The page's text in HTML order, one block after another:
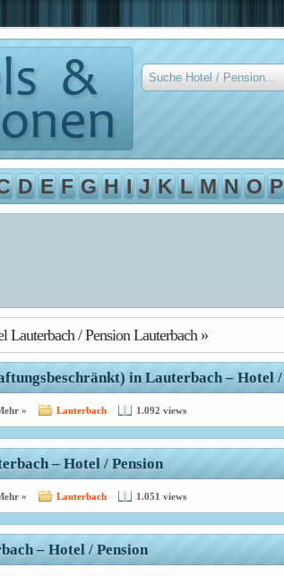
D E F G H I J K L M N O P
Lauterbach / Pension Lauterbach »
in Lauterbach – Hotel /
» Lauterbach 1.092 views
– Hotel / Pension
» Lauterbach 1.051 views
– Hotel / Pension